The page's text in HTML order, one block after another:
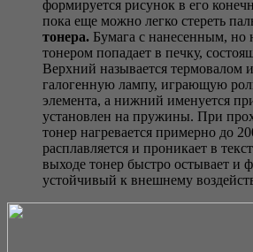
формируется рисунок в его
пока еще можно легко стереть
тонера. Бумага с нанесенным, но
тонером попадает в печку,
Верхний называется термовалом
галогенную лампу, играющую
элемента, а нижний именуется
установлен на пружины. При
тонер нагревается примерно до
расплавляется и проникает в
выходе тонер быстро остывает и
устойчивый к внешнему